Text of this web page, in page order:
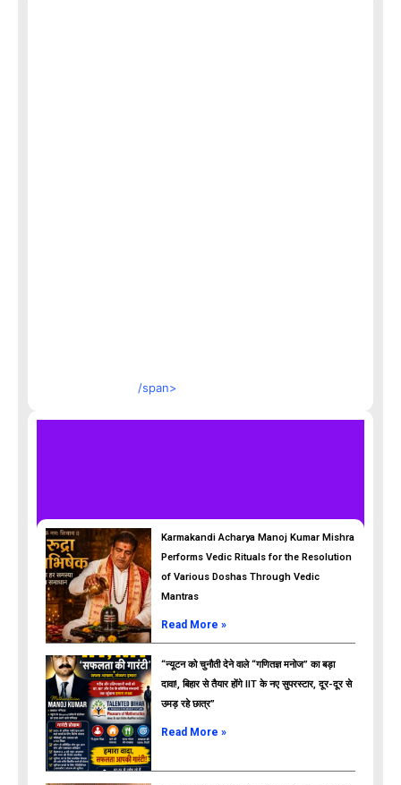
/span>
ads
Karmakandi Acharya Manoj Kumar Mishra
Performs Vedic Rituals for the Resolution
of Various Doshas Through Vedic
Mantras
Read More »
“न्यूटन को चुनौती देने वाले “गणितज्ञ मनोज” का बड़ा
दावा!, बिहार से तैयार होंगे IIT के नए सुपरस्टार, दूर-दूर से
उमड़ रहे छात्र”
Read More »